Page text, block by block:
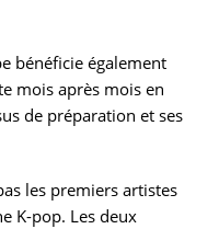
bénéficie également
mois après mois en
de préparation et ses
les premiers artistes
K-pop. Les deux